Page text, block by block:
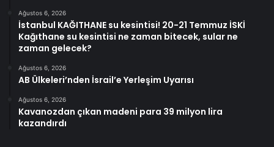
Ağustos 6, 2026
İstanbul KAĞITHANE su kesintisi! 20-21 Temmuz İSKİ
Kağıthane su kesintisi ne zaman bitecek, sular ne
zaman gelecek?
Ağustos 6, 2026
AB Ülkeleri’nden İsrail’e Yerleşim Uyarısı
Ağustos 6, 2026
Kavanozdan çıkan madeni para 39 milyon lira
kazandırdı